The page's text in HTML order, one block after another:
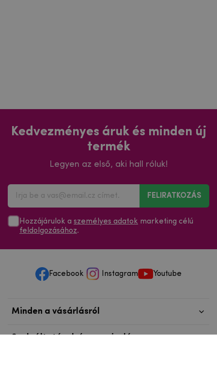
Kedvezményes áruk és minden új
termék
Legyen az első, aki hall róluk!
FELIRATKOZÁS
Hozzájárulok a személyes adatok marketing célú
feldolgozásához.
Facebook Instagram Youtube
Minden a vásárlásról